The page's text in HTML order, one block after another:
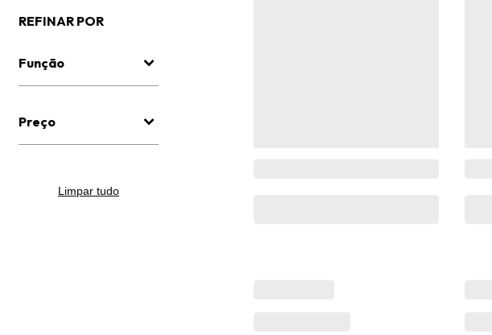
REFINAR POR
Função
Preço
Limpar tudo